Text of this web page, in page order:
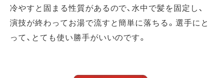
冷やすと固まる性質があるので、水中で髪を固定し、
演技が終わってお湯で流すと簡単に落ちる。選手にと
って、とても使い勝手がいいのです。